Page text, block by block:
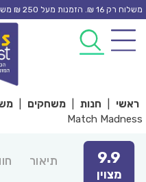
Skip
content
משלוח רק 16 ₪. הזמנות מעל 250 ₪ משלוח נק’ איסוף חינם
ראשי חנות משחקים
Match Madness
9.9
מצוין
תיאור